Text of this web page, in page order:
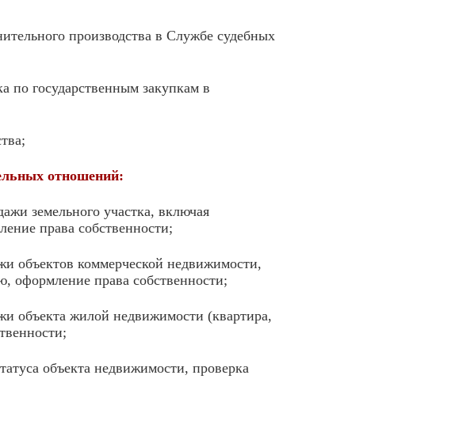
производства в Службе судебных
по государственным закупкам в
отношений:
земельного участка, включая
права собственности;
объектов коммерческой недвижимости,
оформление права собственности;
объекта жилой недвижимости (квартира,
объекта недвижимости, проверка